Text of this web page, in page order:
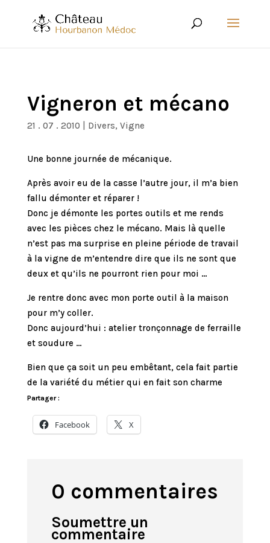
Vigneron et mécano
21 . 07 . 2010 Divers, Vigne
Une bonne journée de mécanique.
Après avoir eu de la casse l’autre jour, il m’a bien
fallu démonter et réparer !
Donc je démonte les portes outils et me rends
avec les pièces chez le mécano. Mais là quelle
n’est pas ma surprise en pleine période de travail
à la vigne de m’entendre dire que ils ne sont que
deux et qu’ils ne pourront rien pour moi …
Je rentre donc avec mon porte outil à la maison
pour m’y coller.
Donc aujourd’hui : atelier tronçonnage de ferraille
et soudure …
Bien que ça soit un peu embêtant, cela fait partie
de la variété du métier qui en fait son charme
Partager :
Facebook X
0 commentaires
Soumettre un
commentaire